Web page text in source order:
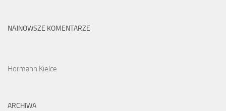
NAJNOWSZE KOMENTARZE
Hormann Kielce
ARCHIWA